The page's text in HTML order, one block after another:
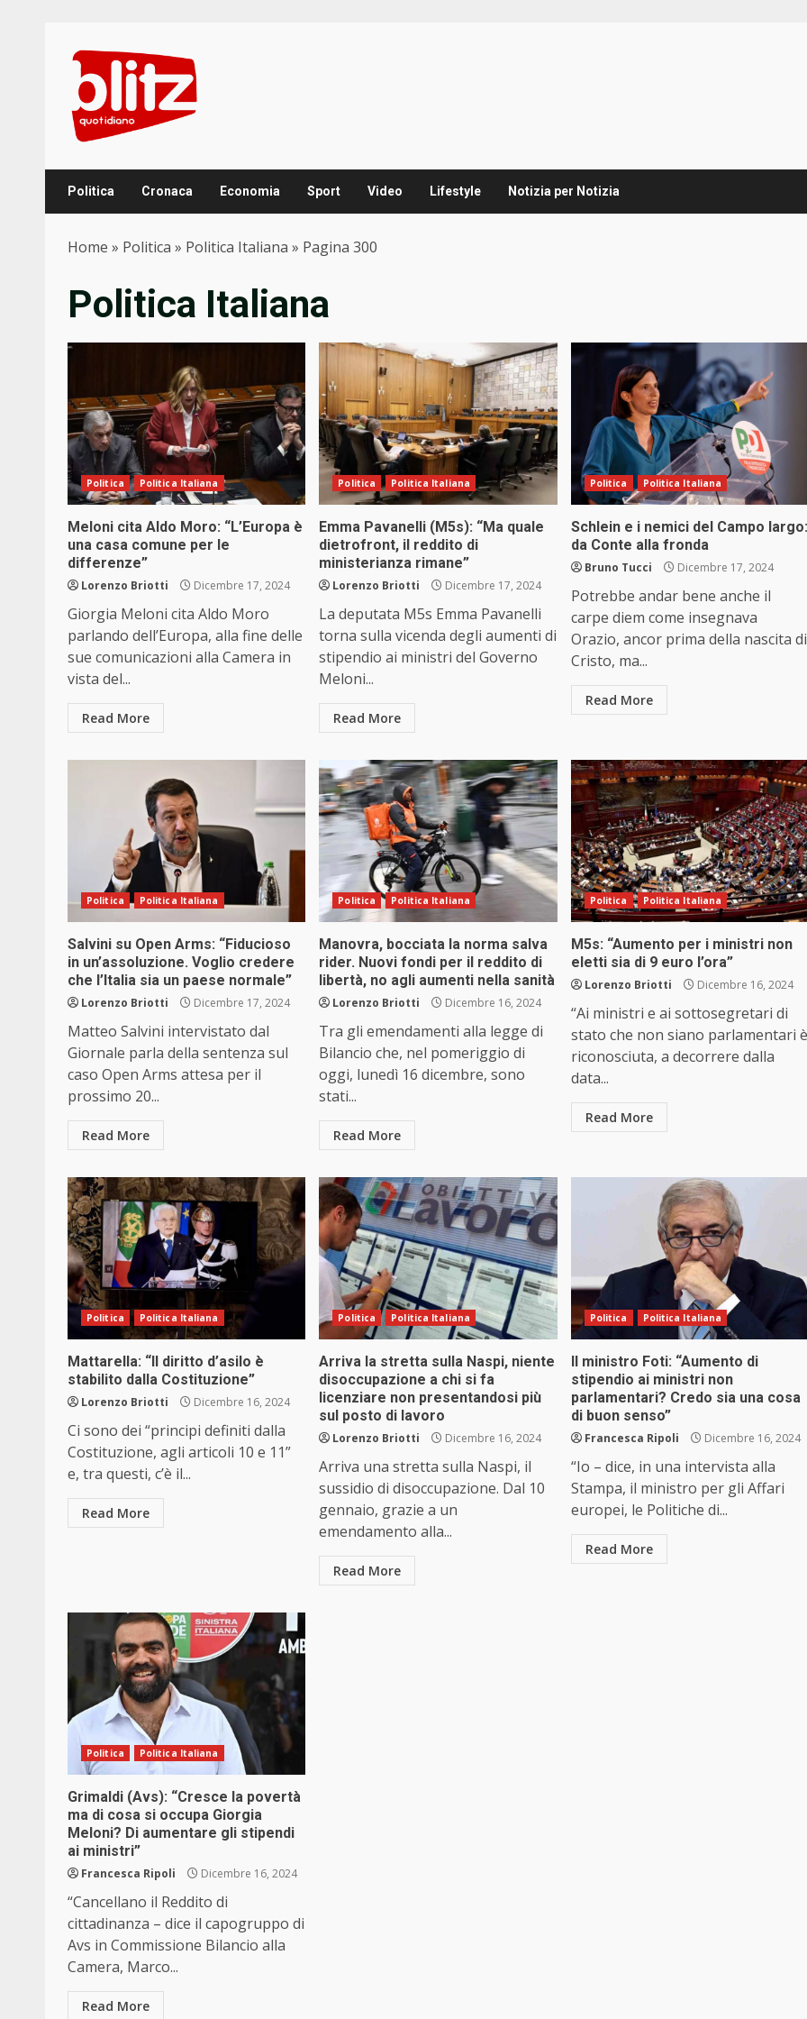
content
Politica Cronaca Economia Sport Video Lifestyle Notizia per Notizia
Home » Politica » Politica Italiana » Pagina 300
Politica Italiana
Politica Politica Italiana
Meloni cita Aldo Moro: “L’Europa è
una casa comune per le
differenze”
Lorenzo Briotti Dicembre 17, 2024
Giorgia Meloni cita Aldo Moro
parlando dell’Europa, alla fine delle
sue comunicazioni alla Camera in
vista del...
Read More
Politica Politica Italiana
Emma Pavanelli (M5s): “Ma quale
dietrofront, il reddito di
ministerianza rimane”
Lorenzo Briotti Dicembre 17, 2024
La deputata M5s Emma Pavanelli
torna sulla vicenda degli aumenti di
stipendio ai ministri del Governo
Meloni...
Read More
Politica Politica Italiana
Schlein e i nemici del Campo largo:
da Conte alla fronda
Bruno Tucci Dicembre 17, 2024
Potrebbe andar bene anche il
carpe diem come insegnava
Orazio, ancor prima della nascita di
Cristo, ma...
Read More
Politica Politica Italiana
Salvini su Open Arms: “Fiducioso
in un’assoluzione. Voglio credere
che l’Italia sia un paese normale”
Lorenzo Briotti Dicembre 17, 2024
Matteo Salvini intervistato dal
Giornale parla della sentenza sul
caso Open Arms attesa per il
prossimo 20...
Read More
Politica Politica Italiana
Manovra, bocciata la norma salva
rider. Nuovi fondi per il reddito di
libertà, no agli aumenti nella sanità
Lorenzo Briotti Dicembre 16, 2024
Tra gli emendamenti alla legge di
Bilancio che, nel pomeriggio di
oggi, lunedì 16 dicembre, sono
stati...
Read More
Politica Politica Italiana
M5s: “Aumento per i ministri non
eletti sia di 9 euro l’ora”
Lorenzo Briotti Dicembre 16, 2024
“Ai ministri e ai sottosegretari di
stato che non siano parlamentari è
riconosciuta, a decorrere dalla
data...
Read More
Politica Politica Italiana
Mattarella: “Il diritto d’asilo è
stabilito dalla Costituzione”
Lorenzo Briotti Dicembre 16, 2024
Ci sono dei “principi definiti dalla
Costituzione, agli articoli 10 e 11”
e, tra questi, c’è il...
Read More
Politica Politica Italiana
Arriva la stretta sulla Naspi, niente
disoccupazione a chi si fa
licenziare non presentandosi più
sul posto di lavoro
Lorenzo Briotti Dicembre 16, 2024
Arriva una stretta sulla Naspi, il
sussidio di disoccupazione. Dal 10
gennaio, grazie a un
emendamento alla...
Read More
Politica Politica Italiana
Il ministro Foti: “Aumento di
stipendio ai ministri non
parlamentari? Credo sia una cosa
di buon senso”
Francesca Ripoli Dicembre 16, 2024
“Io – dice, in una intervista alla
Stampa, il ministro per gli Affari
europei, le Politiche di...
Read More
Politica Politica Italiana
Grimaldi (Avs): “Cresce la povertà
ma di cosa si occupa Giorgia
Meloni? Di aumentare gli stipendi
ai ministri”
Francesca Ripoli Dicembre 16, 2024
“Cancellano il Reddito di
cittadinanza – dice il capogruppo di
Avs in Commissione Bilancio alla
Camera, Marco...
Read More